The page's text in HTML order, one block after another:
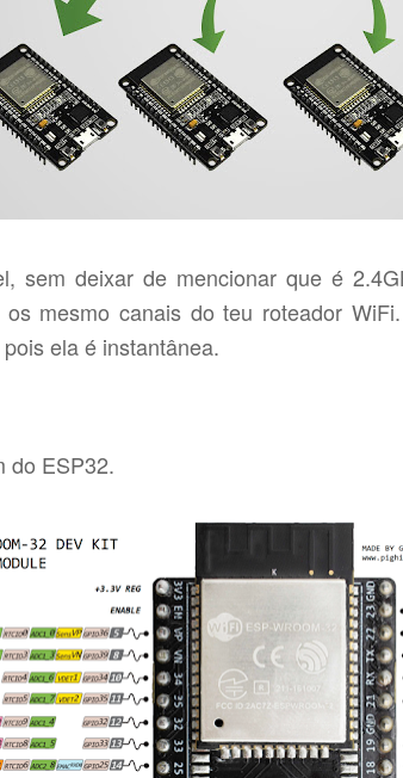
sem deixar de mencionar que é
os mesmo canais do teu roteador
ela é instantânea.
do ESP32.